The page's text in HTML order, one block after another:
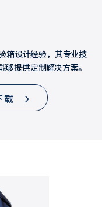
箱设计经验，其专业技
够提供定制解决方案。
载